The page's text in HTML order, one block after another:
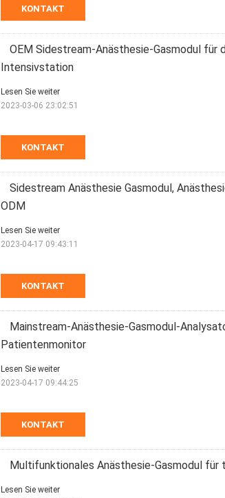
KONTAKT
OEM Sidestream-Anästhesie-Gasmodul für
Intensivstation
KONTAKT
Lesen Sie weiter
2023-03-06 23:02:51
Sidestream Anästhesie Gasmodul,
ODM
KONTAKT
Lesen Sie weiter
2023-04-17 09:43:11
Mainstream-Anästhesie-Gasmodul-
Patientenmonitor
KONTAKT
Lesen Sie weiter
2023-04-17 09:44:25
Multifunktionales Anästhesie-Gasmodul
Lesen Sie weiter